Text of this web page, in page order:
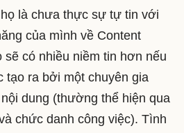
là chưa thực sự tự tin với
của mình về Content
sẽ có nhiều niềm tin hơn nếu
tạo ra bởi một chuyên gia
dung (thường thể hiện qua
chức danh công việc). Tình